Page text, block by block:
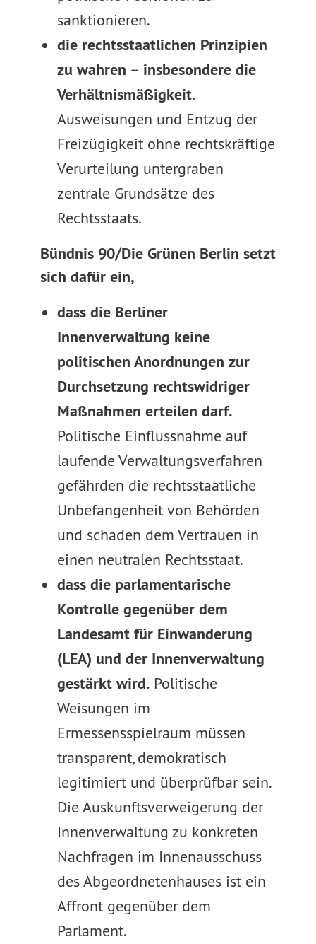
sanktionieren.
die rechtsstaatlichen Prinzipien
zu wahren – insbesondere die
Verhältnismäßigkeit.
Ausweisungen und Entzug der
Freizügigkeit ohne rechtskräftige
Verurteilung untergraben
zentrale Grundsätze des
Rechtsstaats.
Bündnis 90/Die Grünen Berlin setzt
sich dafür ein,
dass die Berliner
Innenverwaltung keine
politischen Anordnungen zur
Durchsetzung rechtswidriger
Maßnahmen erteilen darf.
Politische Einflussnahme auf
laufende Verwaltungsverfahren
gefährden die rechtsstaatliche
Unbefangenheit von Behörden
und schaden dem Vertrauen in
einen neutralen Rechtsstaat.
dass die parlamentarische
Kontrolle gegenüber dem
Landesamt für Einwanderung
(LEA) und der Innenverwaltung
gestärkt wird.Politische
Weisungen im
Ermessensspielraum müssen
transparent, demokratisch
legitimiert und überprüfbar sein.
Die Auskunftsverweigerung der
Innenverwaltung zu konkreten
Nachfragen im Innenausschuss
des Abgeordnetenhauses ist ein
Affront gegenüber dem
Parlament.